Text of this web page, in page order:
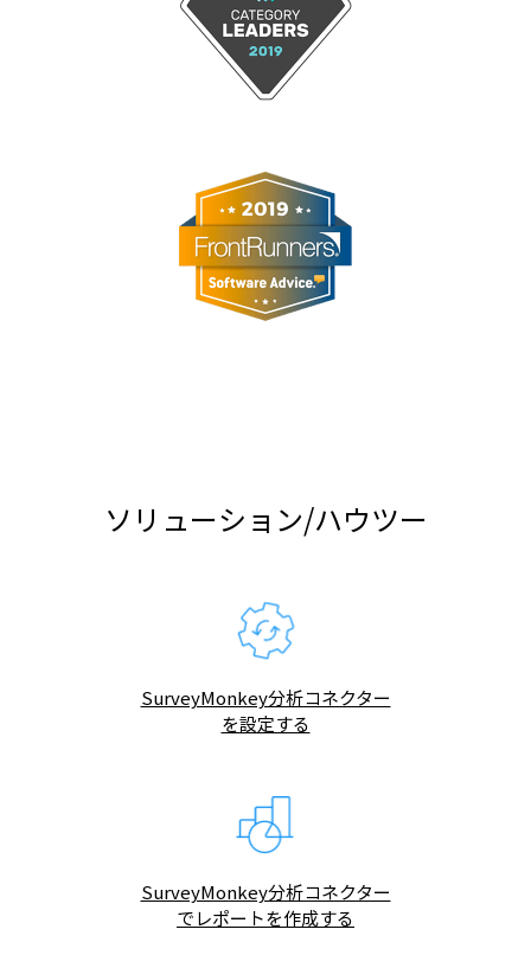
ソリューション/ハウツー
SurveyMonkey分析コネクター
を設定する
SurveyMonkey分析コネクター
でレポートを作成する